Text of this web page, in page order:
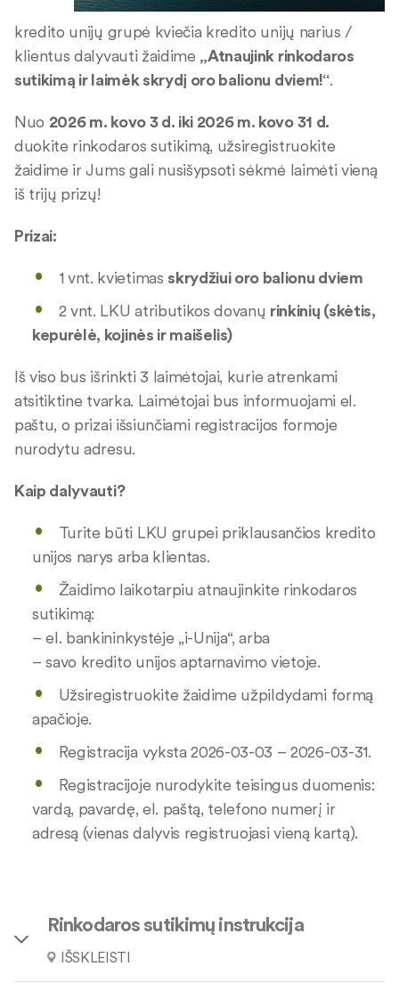
kredito unijų grupė kviečia kredito unijų narius /
klientus dalyvauti žaidime „Atnaujink rinkodaros
sutikimą ir laimėk skrydį oro balionu dviem!“.
Nuo 2026 m. kovo 3 d. iki 2026 m. kovo 31 d.
duokite rinkodaros sutikimą, užsiregistruokite
žaidime ir Jums gali nusišypsoti sėkmė laimėti vieną
iš trijų prizų!
Prizai:
1 vnt. kvietimas skrydžiui oro balionu dviem
2 vnt. LKU atributikos dovanų rinkinių (skėtis,
kepurėlė, kojinės ir maišelis)
Iš viso bus išrinkti 3 laimėtojai, kurie atrenkami
atsitiktine tvarka. Laimėtojai bus informuojami el.
paštu, o prizai išsiunčiami registracijos formoje
nurodytu adresu.
Kaip dalyvauti?
Turite būti LKU grupei priklausančios kredito
unijos narys arba klientas.
Žaidimo laikotarpiu atnaujinkite rinkodaros
sutikimą:
– el. bankininkystėje „i-Unija“, arba
– savo kredito unijos aptarnavimo vietoje.
Užsiregistruokite žaidime užpildydami formą
apačioje.
Registracija vyksta 2026-03-03 – 2026-03-31.
Registracijoje nurodykite teisingus duomenis:
vardą, pavardę, el. paštą, telefono numerį ir
adresą (vienas dalyvis registruojasi vieną kartą).
Rinkodaros sutikimų instrukcija
IŠSKLEISTI